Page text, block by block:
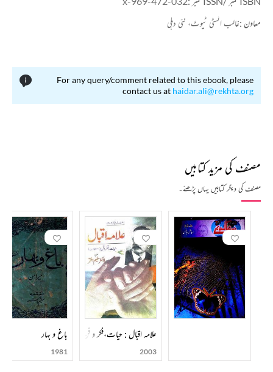
معاون :غالب انسٹی ٹیوٹ، نئی دہلی
For any query/comment related to this ebook, please
contact us at haidar.ali@rekhta.org
مصنف کی مزید کتابیں
مصنف کی دیگر کتابیں یہاں پڑھئے۔
علامہ اقبال : حیات،فکر و فن
2003
باغ و بہار
1981